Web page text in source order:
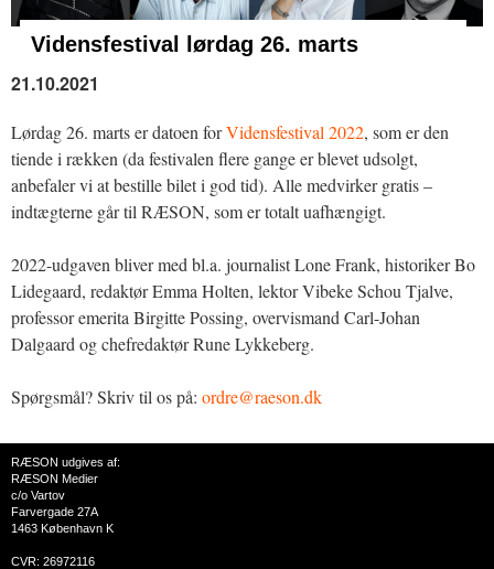
Vidensfestival lørdag 26. marts
21.10.2021
Lørdag 26. marts er datoen forVidensfestival 2022, som er den
tiende i rækken (da festivalen flere gange er blevet udsolgt,
anbefaler vi at bestille bilet i god tid). Alle medvirker gratis –
indtægterne går til RÆSON, som er totalt uafhængigt.
2022-udgaven bliver med bl.a. journalist Lone Frank, historiker Bo
Lidegaard, redaktør Emma Holten, lektor Vibeke Schou Tjalve,
professor emerita Birgitte Possing, overvismand Carl-Johan
Dalgaard og chefredaktør Rune Lykkeberg.
Spørgsmål? Skriv til os på: ordre@raeson.dk
RÆSON udgives af:
RÆSON Medier
c/o Vartov
Farvergade 27A
1463 København K
CVR: 26972116